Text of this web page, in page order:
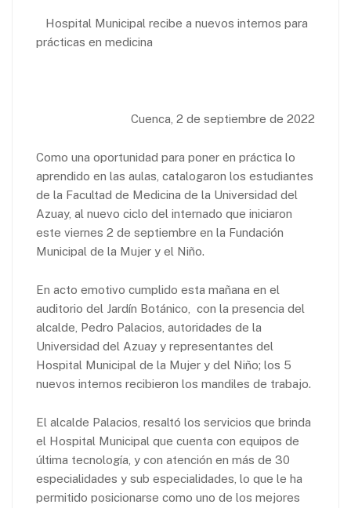
Hospital Municipal recibe a nuevos internos para
prácticas en medicina
​​​​​​Cuenca, 2 de septiembre de 2022
Como una oportunidad para poner en práctica lo
aprendido en las aulas, catalogaron los estudiantes
de la Facultad de Medicina de la Universidad del
Azuay, al nuevo ciclo del internado que iniciaron
este viernes 2 de septiembre en la Fundación
Municipal de la Mujer y el Niño.
En acto emotivo cumplido esta mañana en el
auditorio del Jardín Botánico, con la presencia del
alcalde, Pedro Palacios, autoridades de la
Universidad del Azuay y representantes del
Hospital Municipal de la Mujer y del Niño; los 5
nuevos internos recibieron los mandiles de trabajo.
El alcalde Palacios, resaltó los servicios que brinda
el Hospital Municipal que cuenta con equipos de
última tecnología, y con atención en más de 30
especialidades y sub especialidades, lo que le ha
permitido posicionarse como uno de los mejores